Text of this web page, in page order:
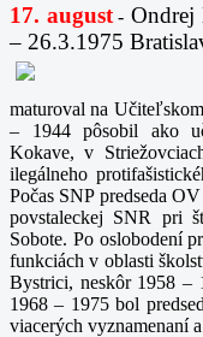
17. august- Ondrej
– 26.3.1975
maturoval na
– 1944 pôsobil ako
Kokave, v
ilegálneho
Počas SNP predseda
povstaleckej SNR pri
Sobote. Po oslobodení
funkciách v oblasti
Bystrici, neskôr 1958 –
1968 – 1975 bol
viacerých vyznamenaní